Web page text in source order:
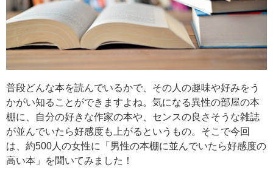
普段どんな本を読んでいるかで、その人の趣味や好みをう
かがい知ることができますよね。気になる異性の部屋の本
棚に、自分の好きな作家の本や、センスの良さそうな雑誌
が並んでいたら好感度も上がるというもの。そこで今回
は、約500人の女性に「男性の本棚に並んでいたら好感度の
高い本」を聞いてみました！